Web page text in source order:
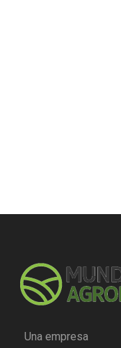
Una empresa